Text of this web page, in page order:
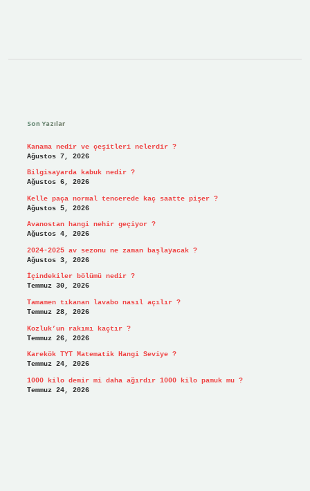
Son Yazılar
Kanama nedir ve çeşitleri nelerdir ?
Ağustos 7, 2026
Bilgisayarda kabuk nedir ?
Ağustos 6, 2026
Kelle paça normal tencerede kaç saatte pişer ?
Ağustos 5, 2026
Avanostan hangi nehir geçiyor ?
Ağustos 4, 2026
2024-2025 av sezonu ne zaman başlayacak ?
Ağustos 3, 2026
İçindekiler bölümü nedir ?
Temmuz 30, 2026
Tamamen tıkanan lavabo nasıl açılır ?
Temmuz 28, 2026
Kozluk’un rakımı kaçtır ?
Temmuz 26, 2026
Karekök TYT Matematik Hangi Seviye ?
Temmuz 24, 2026
1000 kilo demir mi daha ağırdır 1000 kilo pamuk mu ?
Temmuz 24, 2026